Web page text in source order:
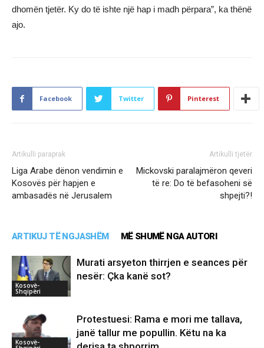
dhomën tjetër. Ky do të ishte një hap i madh përpara”, ka thënë
ajo.
Facebook Twitter Pinterest
Artikulli paraprak
Liga Arabe dënon vendimin e
Kosovës për hapjen e
ambasadës në Jerusalem
Artikulli tjetër
Mickovski paralajmëron qeveri
të re: Do të befasoheni së
shpejti?!
ARTIKUJ TË NGJASHËM MË SHUMË NGA AUTORI
Kosovë-
Shqipëri
Murati arsyeton thirrjen e seances për
nesër: Çka kanë sot?
Kosovë-
Protestuesi: Rama e mori me tallava,
janë tallur me popullin. Këtu na ka